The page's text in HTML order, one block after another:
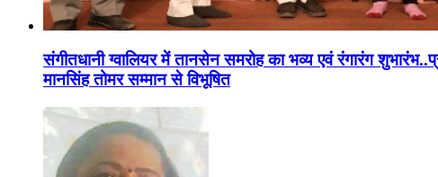
संगीतधानी ग्वालियर में तानसेन समरोह का भव्य एवं रंगारंग
मानसिंह तोमर सम्मान से विभूषित